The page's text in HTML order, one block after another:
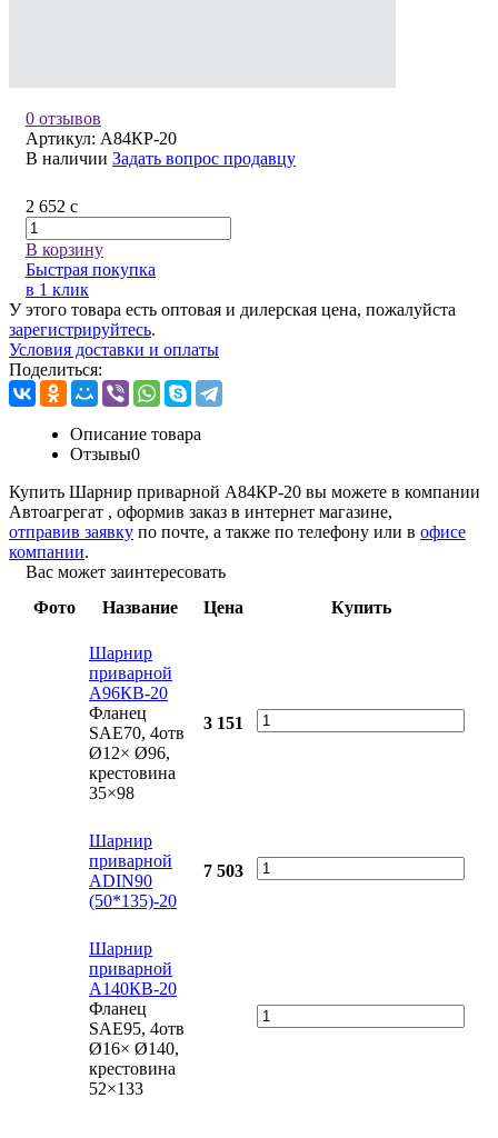
0 отзывов
Артикул: А84КР-20
В наличии Задать вопрос продавцу
2 652 c
В корзину
Быстрая покупка
в 1 клик
У этого товара есть оптовая и дилерская цена, пожалуйста
зарегистрируйтесь.
Условия доставки и оплаты
Поделиться:
Описание товара
Отзывы0
Купить Шарнир приварной А84КР-20 вы можете в компании
Автоагрегат , оформив заказ в интернет магазине,
отправив заявку по почте, а также по телефону или в офисе
компании.
Вас может заинтересовать
Фото
Название Цена Купить
Шарнир
приварной
А96КВ-20
Фланец
SAE70, 4отв
Ø12× Ø96,
крестовина
35×98
3 151
Шарнир
приварной
АDIN90
(50*135)-20
7 503
Шарнир
приварной
А140КВ-20
Фланец
SAE95, 4отв
Ø16× Ø140,
крестовина
52×133